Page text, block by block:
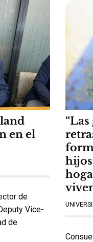
en el
de
Vice-
de